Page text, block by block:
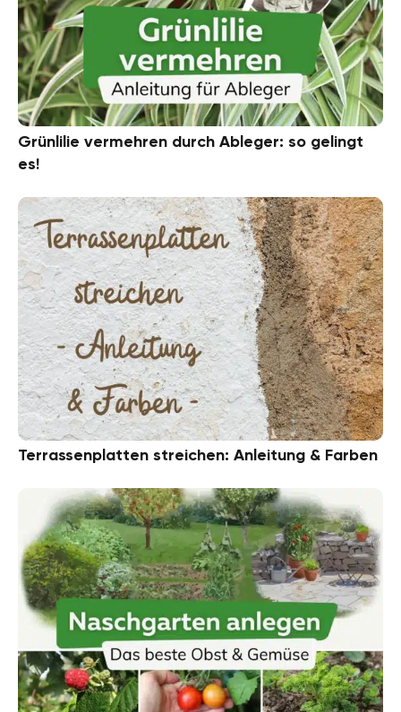
Grünlilie vermehren durch Ableger: so gelingt
es!
Terrassenplatten streichen: Anleitung & Farben